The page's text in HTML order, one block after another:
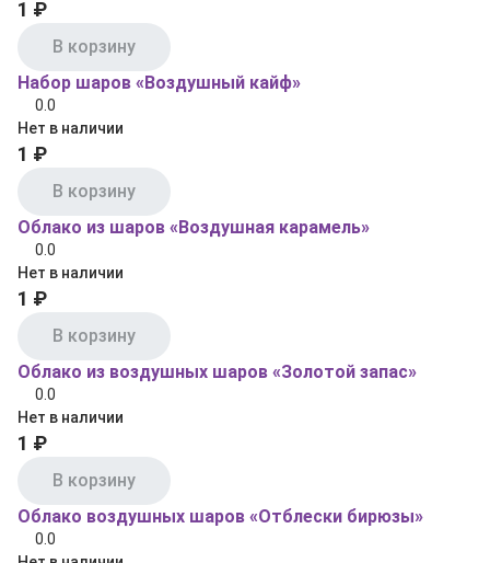
1 ₽
В корзину
Набор шаров «Воздушный кайф»
0.0
Нет в наличии
1 ₽
В корзину
Облако из шаров «Воздушная карамель»
0.0
Нет в наличии
1 ₽
В корзину
Облако из воздушных шаров «Золотой запас»
0.0
Нет в наличии
1 ₽
В корзину
Облако воздушных шаров «Отблески бирюзы»
0.0